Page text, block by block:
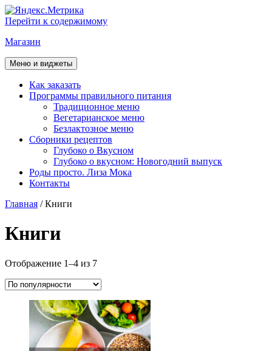
Перейти к содержимому
Магазин
Меню и виджеты
Как заказать
Программы правильного питания
Традиционное меню
Вегетарианское меню
Безлактозное меню
Сборники рецептов
Глубоко о Вкусном
Глубоко о вкусном: Новогодний выпуск
Роды просто. Лиза Мока
Контакты
Главная / Книги
Книги
Отображение 1–4 из 7